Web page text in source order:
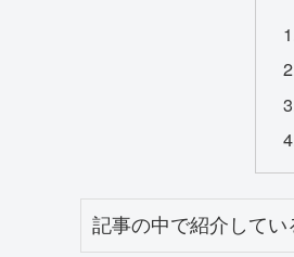
記事の中で紹介してい